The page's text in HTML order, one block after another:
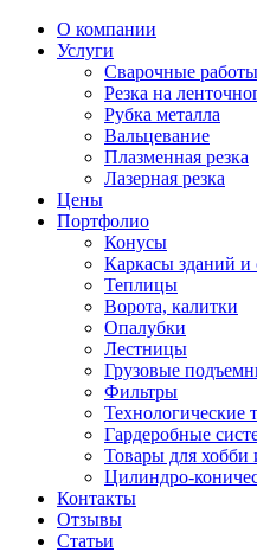
О компании
Услуги
Сварочные работы
Резка на
Рубка металла
Вальцевание
Плазменная резка
Лазерная резка
Цены
Портфолио
Конусы
Каркасы зданий и
Теплицы
Ворота, калитки
Опалубки
Лестницы
Грузовые
Фильтры
Технологические
Гардеробные
Товары для хобби
Цилиндро-
Контакты
Отзывы
Статьи